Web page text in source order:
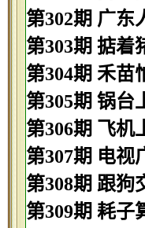
第302期 广东
第303期 掂着
第304期 禾苗
第305期 锅台
第306期 飞机
第307期 电视
第308期 跟狗
第309期 耗子